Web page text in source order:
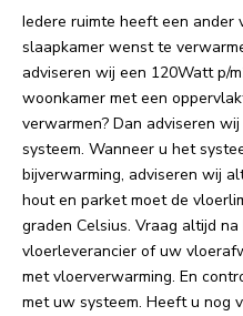
Iedere ruimte heeft een ander
slaapkamer wenst te
adviseren wij een 120Watt p/
woonkamer met een
verwarmen? Dan adviseren
systeem. Wanneer u het
bijverwarming, adviseren wij
hout en parket moet de
graden Celsius. Vraag altijd
vloerleverancier of uw
met vloerverwarming. En
met uw systeem. Heeft u nog